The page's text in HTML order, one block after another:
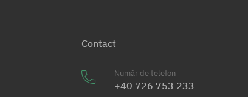
Contact
Număr de telefon
+40 726 753 233